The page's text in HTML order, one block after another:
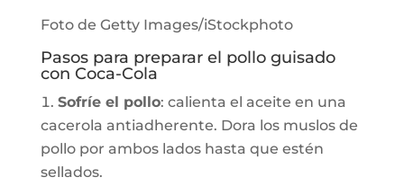
Foto de Getty Images/iStockphoto
Pasos para preparar el pollo guisado
con Coca-Cola
Sofríe el pollo: calienta el aceite en una
cacerola antiadherente. Dora los muslos de
pollo por ambos lados hasta que estén
sellados.